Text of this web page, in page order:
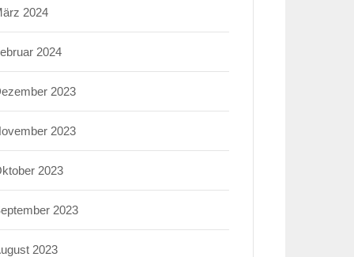
2024
2024
2023
2023
2023
2023
2023